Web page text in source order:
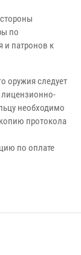
по
и патронов к
оружия следует
лицензионно-
необходимо
протокола
по оплате